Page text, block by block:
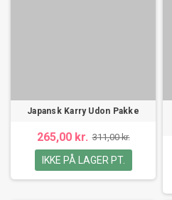
Japansk Karry Udon Pakke
265,00 kr. 311,00 kr.
IKKE PÅ LAGER PT.